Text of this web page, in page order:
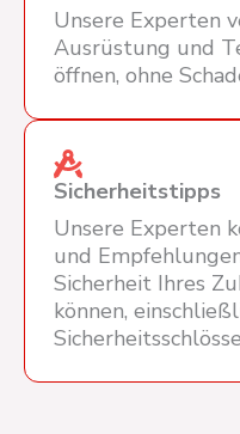
Unsere Experten
Ausrüstung und
öffnen, ohne
Sicherheitstipps
Unsere Experten
und
Sicherheit Ihres
können,